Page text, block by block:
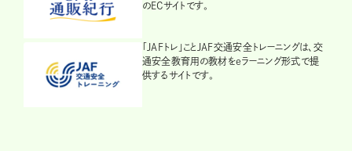
のECサイトです。
「JAFトレ」ことJAF交通安全トレーニングは、交
通安全教育用の教材をeラーニング形式で提
供するサイトです。